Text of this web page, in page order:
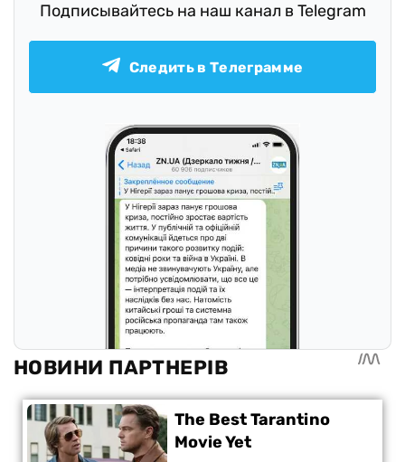
Подписывайтесь на наш канал в Telegram
Следить в Телеграмме